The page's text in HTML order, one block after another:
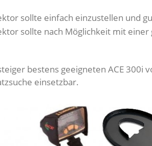
sollte einfach einzustellen und
sollte nach Möglichkeit mit
bestens geeigneten ACE 300i
einsetzbar.